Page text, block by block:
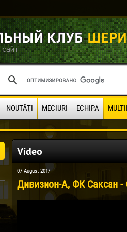
NOUTĂŢI MECIURI ECHIPA
Video
07 August 2017
Дивизион-А, ФК Саксан